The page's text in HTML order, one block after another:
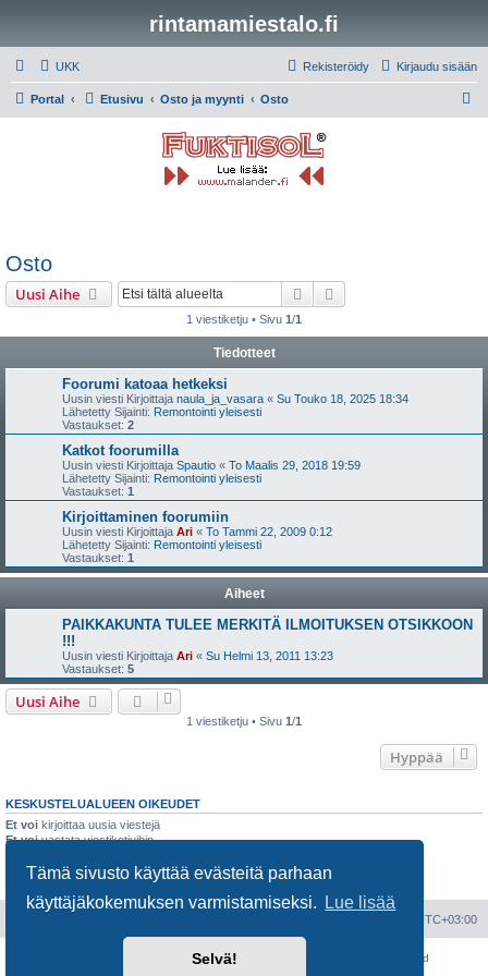
Tämä sivusto käyttää evästeitä parhaan
käyttäjäkokemuksen varmistamiseksi.
Lue lisää
Selvä!
rintamamiestalo.fi
UKK Kirjaudu sisään
Rekisteröidy
Portal Etusivu Osto ja myynti Osto
Osto
Uusi Aihe Etsi
1 viestiketju • Sivu 1/1
Tiedotteet
Foorumi katoaa hetkeksi
Uusin viesti Kirjoittaja naula_ja_vasara « Su Touko 18, 2025 18:34
Lähetetty Sijainti: Remontointi yleisesti
Vastaukset: 2
Katkot foorumilla
Uusin viesti Kirjoittaja Spautio « To Maalis 29, 2018 19:59
Lähetetty Sijainti: Remontointi yleisesti
Vastaukset: 1
Kirjoittaminen foorumiin
Uusin viesti Kirjoittaja Ari « To Tammi 22, 2009 0:12
Lähetetty Sijainti: Remontointi yleisesti
Vastaukset: 1
Aiheet
PAIKKAKUNTA TULEE MERKITÄ ILMOITUKSEN OTSIKKOON
!!!
Uusin viesti Kirjoittaja Ari « Su Helmi 13, 2011 13:23
Vastaukset: 5
Uusi Aihe
1 viestiketju • Sivu 1/1
Hyppää
KESKUSTELUALUEEN OIKEUDET
Et voi kirjoittaa uusia viestejä
Et voivastata viestiketjuihin
Et voipoistaa omia viestejäsi
UTC+03:00
Keskustelufoorumin ohjelmistophpBB
® Forum Software © phpBB Limited